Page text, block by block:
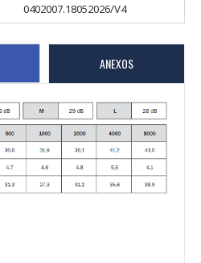
0402007.18052026/V4
ANEXOS